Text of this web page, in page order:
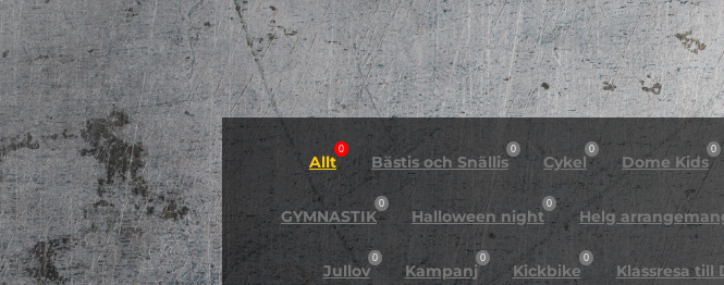
Allt
0
Bästis och Snällis
0
Cykel
0
Dome Kids
0
GYMNASTIK
0
Halloween night
0
Helg
Jullov
0
Kampanj
0
Kickbike
0
Klassresa till